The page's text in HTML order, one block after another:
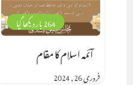
264 بار دیکھا گیا
آئمہ اسلام کا مقام
فروری 26, 2024